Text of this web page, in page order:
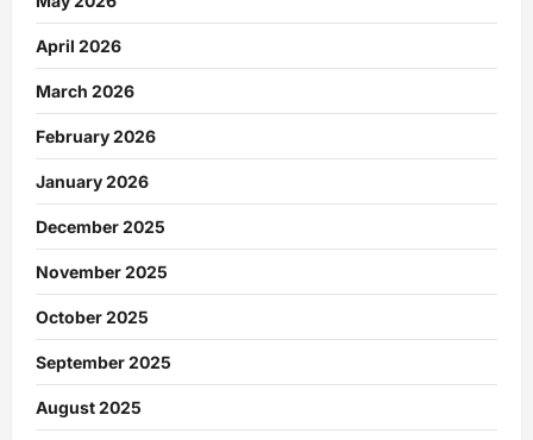
April 2026
March 2026
February 2026
January 2026
December 2025
November 2025
October 2025
September 2025
August 2025